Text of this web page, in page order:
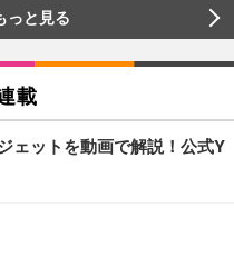
っと見る
載
ェットを動画で解説！公式Y